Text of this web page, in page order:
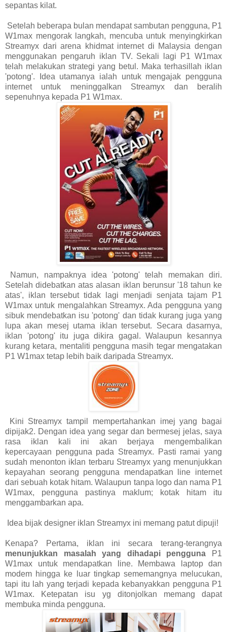
sepantas kilat.
Setelah beberapa bulan mendapat sambutan pengguna, P1
W1max mengorak langkah, mencuba untuk menyingkirkan
Streamyx dari arena khidmat internet di Malaysia dengan
menggunakan pengaruh iklan TV. Sekali lagi P1 W1max
telah melakukan strategi yang betul. Maka terhasillah iklan
'potong'. Idea utamanya ialah untuk mengajak pengguna
internet untuk meninggalkan Streamyx dan beralih
sepenuhnya kepada P1 W1max.
Namun, nampaknya idea 'potong' telah memakan diri.
Setelah didebatkan atas alasan iklan berunsur '18 tahun ke
atas', iklan tersebut tidak lagi menjadi senjata tajam P1
W1max untuk mengalahkan Streamyx. Ada pengguna yang
sibuk mendebatkan isu 'potong' dan tidak kurang juga yang
lupa akan mesej utama iklan tersebut. Secara dasarnya,
iklan 'potong' itu juga dikira gagal. Walaupun kesannya
kurang ketara, mentaliti pengguna masih tegar mengatakan
P1 W1max tetap lebih baik daripada Streamyx.
Kini Streamyx tampil mempertahankan imej yang bagai
dipijak2. Dengan idea yang segar dan bermesej jelas, saya
rasa iklan kali ini akan berjaya mengembalikan
kepercayaan pengguna pada Streamyx. Pasti ramai yang
sudah menonton iklan terbaru Streamyx yang menunjukkan
kepayahan seorang pengguna mendapatkan line internet
dari sebuah kotak hitam. Walaupun tanpa logo dan nama P1
W1max, pengguna pastinya maklum; kotak hitam itu
menggambarkan apa.
Idea bijak designer iklan Streamyx ini memang patut dipuji!
Kenapa? Pertama, iklan ini secara terang-terangnya
menunjukkan masalah yang dihadapi pengguna P1
W1max untuk mendapatkan line. Membawa laptop dan
modem hingga ke luar tingkap sememangnya melucukan,
tapi itu lah yang terjadi kepada kebanyakkan pengguna P1
W1max. Ketepatan isu yg ditonjolkan memang dapat
membuka minda pengguna.